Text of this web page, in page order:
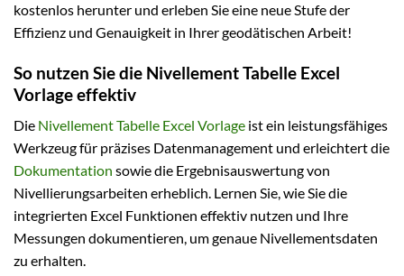
kostenlos herunter und erleben Sie eine neue Stufe der
Effizienz und Genauigkeit in Ihrer geodätischen Arbeit!
So nutzen Sie die Nivellement Tabelle Excel
Vorlage effektiv
Die Nivellement Tabelle Excel Vorlage ist ein leistungsfähiges
Werkzeug für präzises Datenmanagement und erleichtert die
Dokumentation sowie die Ergebnisauswertung von
Nivellierungsarbeiten erheblich. Lernen Sie, wie Sie die
integrierten Excel Funktionen effektiv nutzen und Ihre
Messungen dokumentieren, um genaue Nivellementsdaten
zu erhalten.